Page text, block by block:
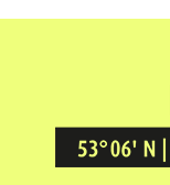
Kultur
BREMEN